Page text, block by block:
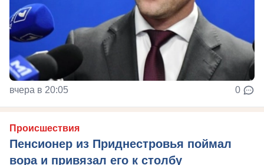
вчера в 20:05 0
Происшествия
Пенсионер из Приднестровья поймал
вора и привязал его к столбу